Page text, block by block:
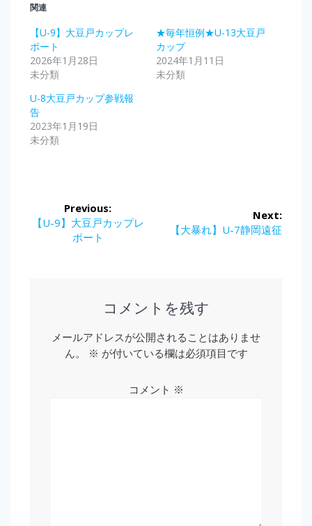
関連
【U-9】大豆戸カップレ
ポート
2026年1月28日
未分類
★毎年恒例★U-13大豆戸
カップ
2024年1月11日
未分類
U-8大豆戸カップ参戦報
告
2023年1月19日
未分類
Previous:
Previous
【U-9】大豆戸カップレ
ポート
Next:
Next
【大暴れ】U-7静岡遠征
コメントを残す
メールアドレスが公開されることはありませ
ん。
※ が付いている欄は必須項目です
コメント ※